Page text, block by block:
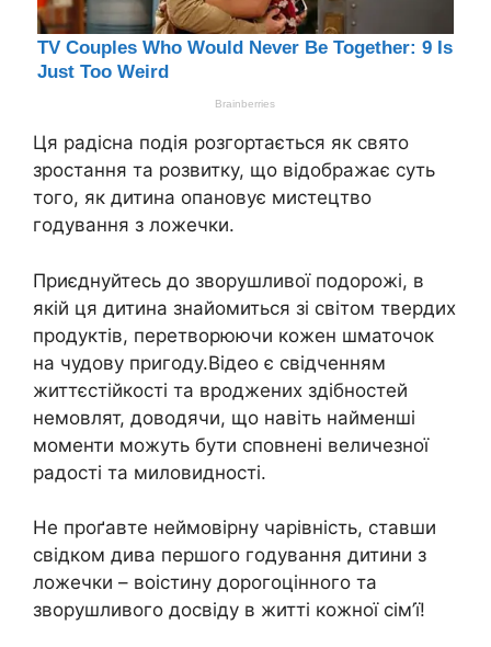
Ця радісна подія розгортається як свято
зростання та розвитку, що відображає суть
того, як дитина опановує мистецтво
годування з ложечки.
Приєднуйтесь до зворушливої подорожі, в
якій ця дитина знайомиться зі світом твердих
продуктів, перетворюючи кожен шматочок
на чудову пригоду.Відео є свідченням
життєстійкості та вроджених здібностей
немовлят, доводячи, що навіть найменші
моменти можуть бути сповнені величезної
радості та миловидності.
Не проґавте неймовірну чарівність, ставши
свідком дива першого годування дитини з
ложечки – воістину дорогоцінного та
зворушливого досвіду в житті кожної сім’ї!